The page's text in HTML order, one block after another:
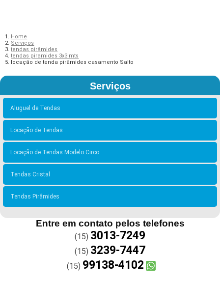
Home
Serviços
tendas pirâmides
tendas piramides 3x3 mts
locação de tenda pirâmides casamento Salto
Serviços
Aluguel de Tendas
Locação de Tendas
Locação de Tendas Modelo Circo
Tendas Cristal
Tendas Pirâmides
Entre em contato pelos telefones
(15) 3013-7249
(15) 3239-7447
(15) 99138-4102